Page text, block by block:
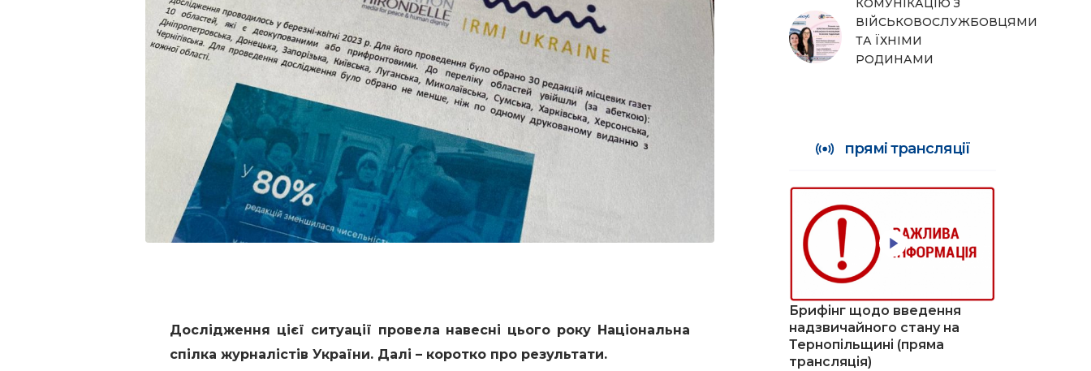
Дослідження цієї ситуації провела навесні цього року Національна
спілка журналістів України. Далі – коротко про результати.
КОМУНІКАЦІЮ З
ВІЙСЬКОВОСЛУЖБОВЦЯМИ
ТА ЇХНІМИ
РОДИНАМИ
прямі трансляції
Брифінг щодо введення
надзвичайного стану на
Тернопільщині (пряма
трансляція)